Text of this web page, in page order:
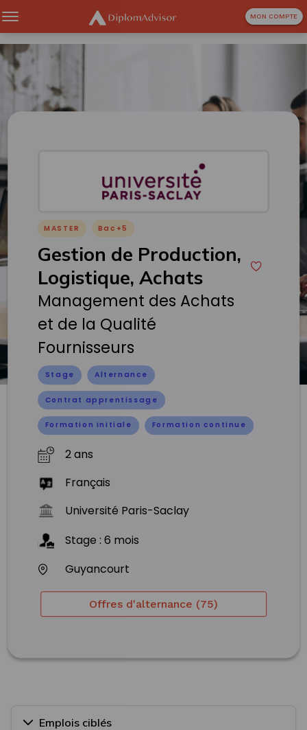
MON COMPTE
MASTER Bac+5
Gestion de Production,
Logistique, Achats
Management des Achats
et de la Qualité
Fournisseurs
Stage Alternance
Contrat apprentissage
Formation initiale Formation continue
2 ans
Français
Université Paris-Saclay
Stage :6 mois
Guyancourt
Offres d'alternance (75)
Emplois ciblés